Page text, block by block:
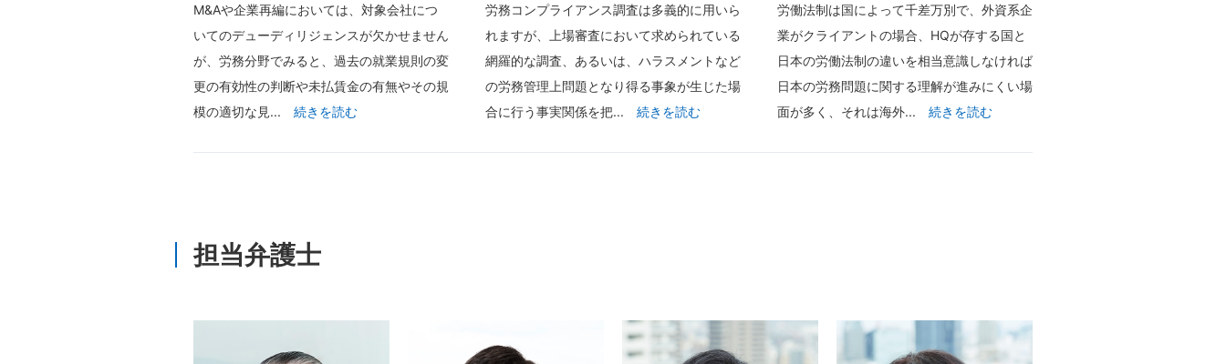
M&Aや企業再編においては、対象会社につ
いてのデューディリジェンスが欠かせません
が、労務分野でみると、過去の就業規則の変
更の有効性の判断や未払賃金の有無やその規
模の適切な見...
労務コンプライアンス調査は多義的に用いら
れますが、上場審査において求められている
網羅的な調査、あるいは、ハラスメントなど
の労務管理上問題となり得る事象が生じた場
合に行う事実関係を把...
労働法制は国によって千差万別で、外資系企
業がクライアントの場合、HQが存する国と
日本の労働法制の違いを相当意識しなければ
日本の労務問題に関する理解が進みにくい場
面が多く、それは海外...
担当弁護士